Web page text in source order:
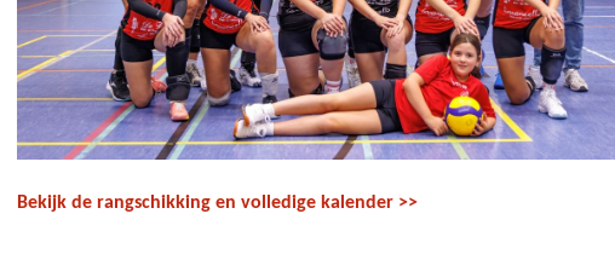
Bekijk de rangschikking en volledige kalender >>